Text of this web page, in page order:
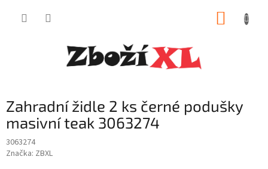
Zahradní židle 2 ks černé podušky
masivní teak 3063274
3063274
Značka: ZBXL